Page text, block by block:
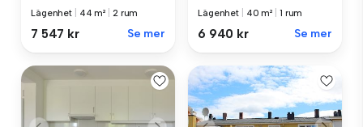
Lägenhet 44 m² 2 rum
7 547 kr Se mer
Lägenhet 40 m² 1 rum
6 940 kr Se mer